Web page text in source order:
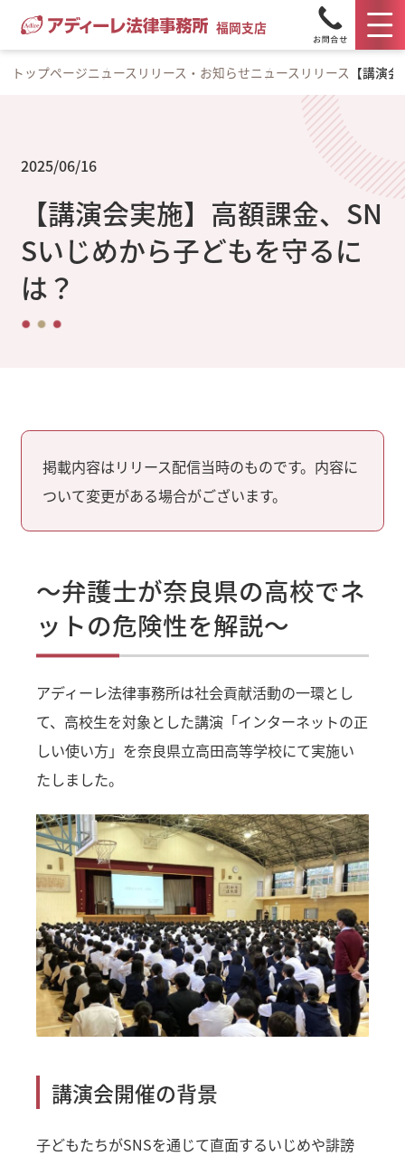
福岡支店
トップページニュースリリース・お知らせニュースリリース 【講演
2025/06/16
【講演会実施】高額課金、SN
Sいじめから子どもを守るに
は？
掲載内容はリリース配信当時のものです。内容に
ついて変更がある場合がございます。
～弁護士が奈良県の高校でネ
ットの危険性を解説～
アディーレ法律事務所は社会貢献活動の一環とし
て、高校生を対象とした講演「インターネットの正
しい使い方」を奈良県立高田高等学校にて実施い
たしました。
講演会開催の背景
子どもたちがSNSを通じて直面するいじめや誹謗